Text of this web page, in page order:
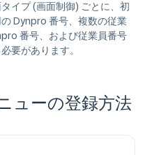
イプ (画面制御) ごとに、初
Dynpro 番号、複数の従業
番号、および従業員番号
要があります。
ューの登録方法